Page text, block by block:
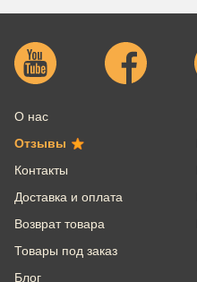
О нас
Отзывы
Контакты
Доставка и оплата
Возврат товара
Товары под заказ
Блог